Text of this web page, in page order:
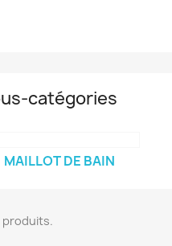
catégories
MAILLOT DE BAIN
produits.